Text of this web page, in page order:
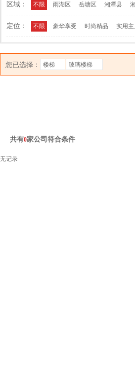
区域： 不限 雨湖区 岳塘区 湘潭县
定位： 不限 豪华享受 时尚精品 实用主
您已选择： 楼梯 玻璃楼梯
共有0家公司符合条件
无记录